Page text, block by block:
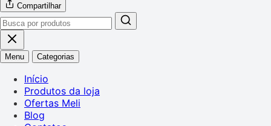
Compartilhar
Menu Categorias
Início
Produtos da loja
Ofertas Meli
Blog